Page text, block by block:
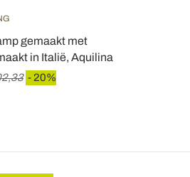
gemaakt met
in Italië, Aquilina
- 20%